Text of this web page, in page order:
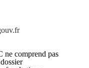
ne comprend pas